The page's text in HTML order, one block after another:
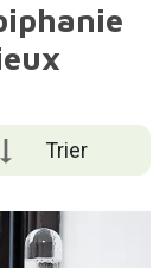
Trier